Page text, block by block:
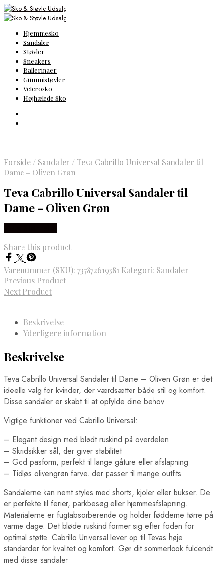
Hjemmesko
Sandaler
Støvler
Sneakers
Ballerinaer
Gummistøvler
Velcrosko
Højhælede Sko
Forside / Sandaler / Teva Cabrillo Universal Sandaler til
Dame – Oliven Grøn
Teva Cabrillo Universal Sandaler til
Dame – Oliven Grøn
Share this product
Varenummer (SKU): 737872619381 Kategori: Sandaler
Previous Product
Next Product
Beskrivelse
Yderligere information
Beskrivelse
Teva Cabrillo Universal Sandaler til Dame – Oliven Grøn er det
ideelle valg for kvinder, der værdsætter både stil og komfort.
Disse sandaler er skabt til at opfylde dine behov.
Vigtige funktioner ved Cabrillo Universal:
– Elegant design med blødt ruskind på overdelen
– Skridsikker sål, der giver stabilitet
– God pasform, perfekt til lange gåture eller afslapning
– Tidløs olivengrøn farve, der passer til mange outfits
Sandalerne kan nemt styles med shorts, kjoler eller bukser. De
er perfekte til ferier, parkbesøg eller hjemmeafslapning.
Materialerne er fugtabsorberende og holder fødderne tørre på
varme dage. Det bløde ruskind former sig efter foden for
optimal støtte. Cabrillo Universal lever op til Tevas høje
standarder for kvalitet og komfort. Gør dit sommerlook fuldendt
med disse sandaler